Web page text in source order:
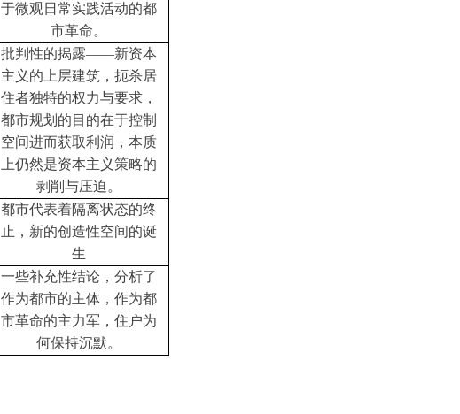
于微观日常实践活动的都
市革命。
批判性的揭露——新资本
主义的上层建筑，扼杀居
住者独特的权力与要求，
都市规划的目的在于控制
空间进而获取利润，本质
上仍然是资本主义策略的
剥削与压迫。
都市代表着隔离状态的终
止，新的创造性空间的诞
生
一些补充性结论，分析了
作为都市的主体，作为都
市革命的主力军，住户为
何保持沉默。